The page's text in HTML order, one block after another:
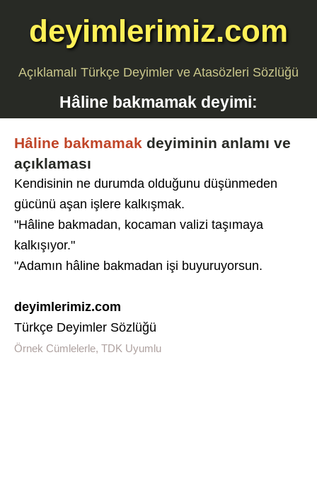
deyimlerimiz.com
Açıklamalı Türkçe Deyimler ve Atasözleri Sözlüğü
Hâline bakmamak deyimi:
Hâline bakmamak deyiminin anlamı ve
açıklaması
Kendisinin ne durumda olduğunu düşünmeden
gücünü aşan işlere kalkışmak.
"Hâline bakmadan, kocaman valizi taşımaya
kalkışıyor."
"Adamın hâline bakmadan işi buyuruyorsun.
deyimlerimiz.com
Türkçe Deyimler Sözlüğü
Örnek Cümlelerle, TDK Uyumlu